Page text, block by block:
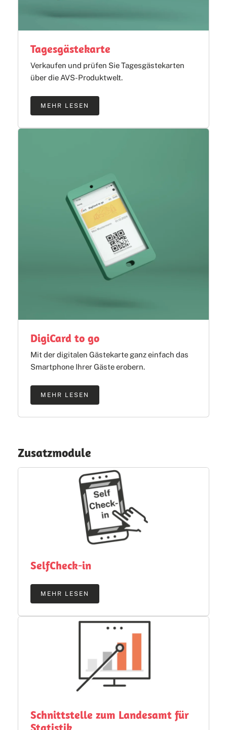
Tagesgästekarte
Verkaufen und prüfen Sie Tagesgästekarten
über die AVS-Produktwelt.
MEHR LESEN
DigiCard to go
Mit der digitalen Gästekarte ganz einfach das
Smartphone Ihrer Gäste erobern.
MEHR LESEN
Zusatzmodule
SelfCheck-in
MEHR LESEN
Schnittstelle zum Landesamt für